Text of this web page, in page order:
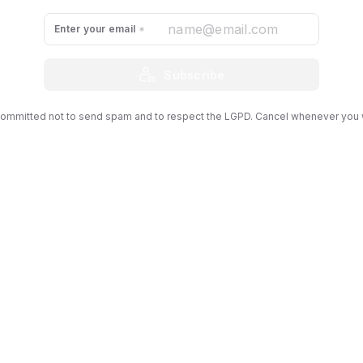
lidar com as pessoas",que todo ser humano possui
natural de sua espécie e começa a discorrer sobre
aqui que não há apenas UMA necessidade, mas uma série
Enter your email
not to send spam and to respect the LGPD. Cancel whenever you